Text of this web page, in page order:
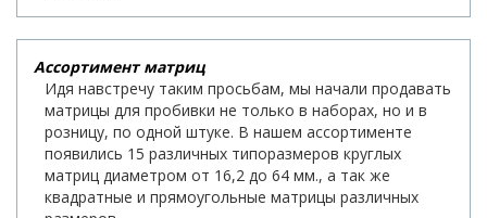
Ассортимент матриц
Идя навстречу таким просьбам, мы начали продавать
матрицы для пробивки не только в наборах, но и в
розницу, по одной штуке. В нашем ассортименте
появились 15 различных типоразмеров круглых
матриц диаметром от 16,2 до 64 мм., а так же
квадратные и прямоугольные матрицы различных